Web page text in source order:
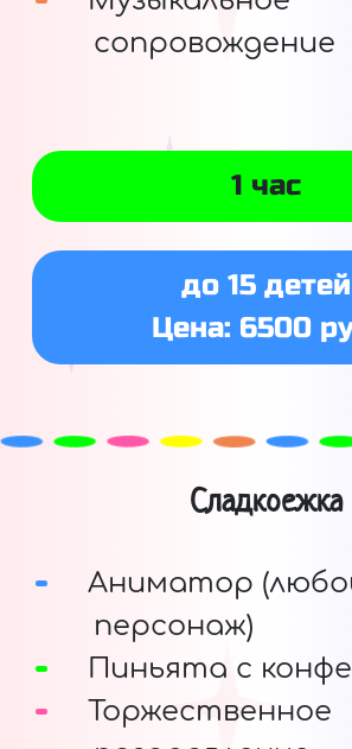
сопровождение
1 час
до 15 детей
Цена: 6500
Сладкоежка
Аниматор
персонаж)
Пиньята с
Торжественное